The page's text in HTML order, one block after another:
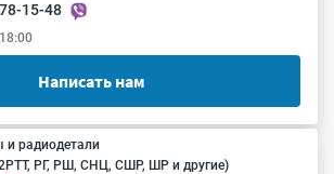
15-48
Написать нам
и радиодетали
РГ, РШ, СНЦ, СШР, ШР и другие)